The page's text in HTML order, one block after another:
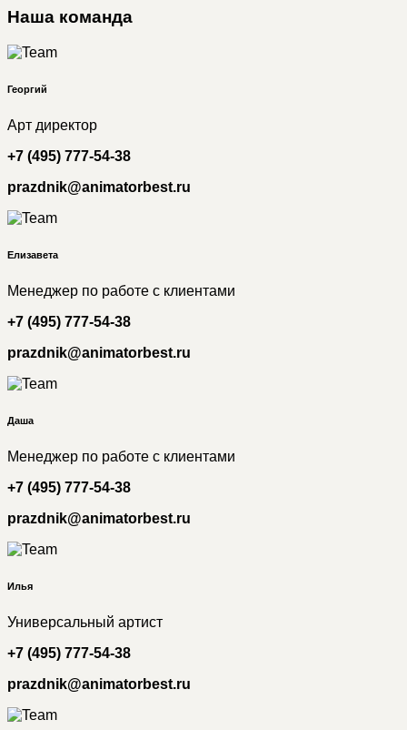
Наша команда
Георгий
Арт директор
+7 (495) 777-54-38
prazdnik@animatorbest.ru
Елизавета
Менеджер по работе с клиентами
+7 (495) 777-54-38
prazdnik@animatorbest.ru
Даша
Менеджер по работе с клиентами
+7 (495) 777-54-38
prazdnik@animatorbest.ru
Илья
Универсальный артист
+7 (495) 777-54-38
prazdnik@animatorbest.ru